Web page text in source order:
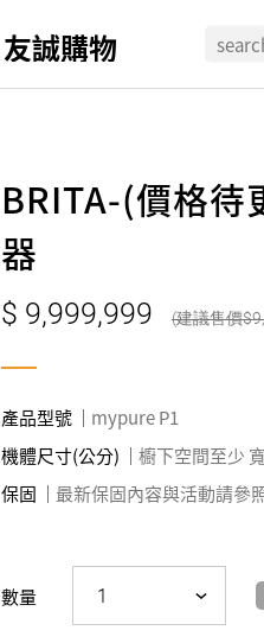
友誠購物
BRITA-(價格
器
9,999,999
產品型號
mypure P1
機體尺寸(公分)
櫥下空間至少
保固
最新保固內容與活動請參
數量